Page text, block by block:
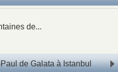
de...
de Galata à Istanbul